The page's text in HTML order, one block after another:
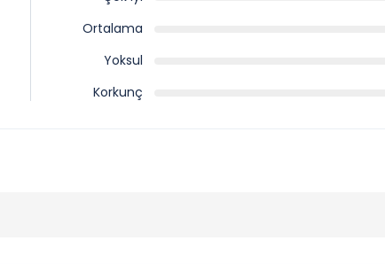
Ortalama
Yoksul
Korkunç